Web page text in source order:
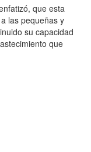
que esta
las pequeñas y
su capacidad
que